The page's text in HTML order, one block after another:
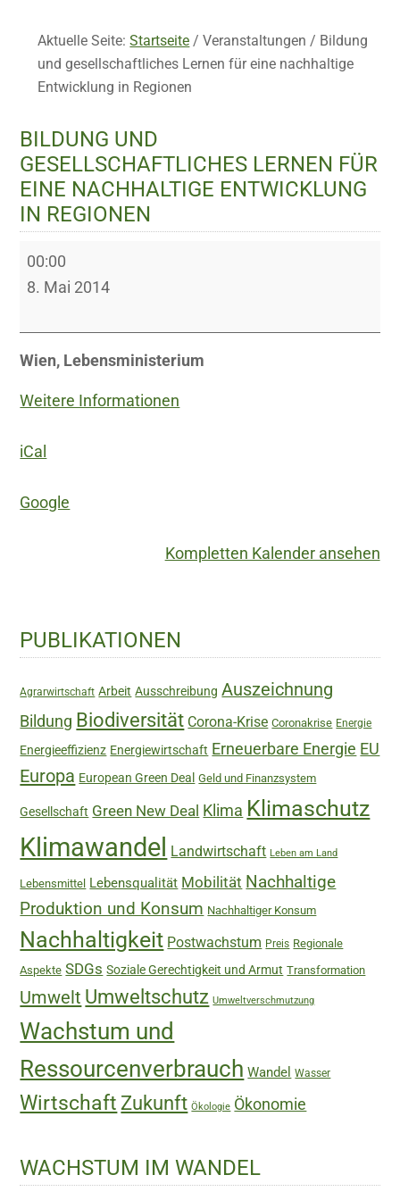
Aktuelle Seite:Startseite / Veranstaltungen/ Bildung
und gesellschaftliches Lernen für eine nachhaltige
Entwicklung in Regionen
BILDUNG UND
GESELLSCHAFTLICHES LERNEN FÜR
EINE NACHHALTIGE ENTWICKLUNG
IN REGIONEN
Bildung
und
Lernen
für
nachhaltige
in
00:00
8. Mai 2014
Wien, Lebensministerium
Weitere Informationen
iCal
Google
Kompletten Kalender ansehen
Haupt-
Sidebar
PUBLIKATIONEN
Agrarwirtschaft Arbeit Ausschreibung Auszeichnung
Bildung Biodiversität Corona-Krise Coronakrise Energie
Energieeffizienz Energiewirtschaft Erneuerbare Energie EU
Europa European Green Deal Geld und Finanzsystem
Gesellschaft Green New Deal Klima Klimaschutz
Klimawandel Landwirtschaft Leben am Land
Lebensmittel Lebensqualität Mobilität Nachhaltige
Produktion und Konsum Nachhaltiger Konsum
Nachhaltigkeit Postwachstum Preis Regionale
Aspekte SDGs Soziale Gerechtigkeit und Armut Transformation
Umwelt Umweltschutz Umweltverschmutzung
Wachstum und
Ressourcenverbrauch Wandel Wasser
Wirtschaft Zukunft Ökologie Ökonomie
WACHSTUM IM WANDEL